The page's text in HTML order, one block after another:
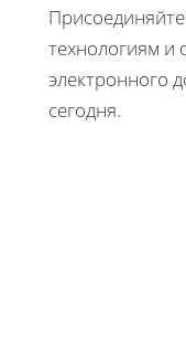
технологиям и
электронного
сегодня.